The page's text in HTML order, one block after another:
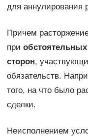
для аннулирования
Причем
при
сторон,
обязательств.
того, на что было
сделки.
Неисполнением